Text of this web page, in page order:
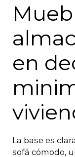
en
La base es
sofá cómodo,